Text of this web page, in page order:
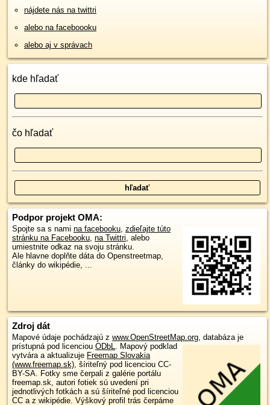
nájdete nás na twittri
alebo na faceboooku
alebo aj v správach
kde hľadať
čo hľadať
Podpor projekt OMA:
Spojte sa s nami na facebooku, zdieľajte túto
stránku na Facebooku, na Twittri, alebo
umiestnite odkaz na svoju stránku.
Ale hlavne doplňte dáta do Openstreetmap,
články do wikipédie, ...
Zdroj dát
Mapové údaje pochádzajú z www.OpenStreetMap.org, databáza je
prístupná pod licenciou ODbL. Mapový podklad
vytvára a aktualizuje Freemap Slovakia
(www.freemap.sk), šíriteľný pod licenciou CC-
BY-SA. Fotky sme čerpali z galérie portálu
freemap.sk, autori fotiek sú uvedení pri
jednotlivých fotkách a sú šíriteľné pod licenciou
CC a z wikipédie. Výškový profil trás čerpáme